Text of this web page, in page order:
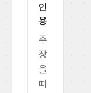
인
용
주
장
을
떠